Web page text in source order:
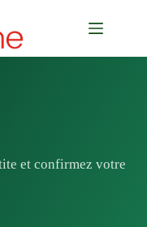
et confirmez votre